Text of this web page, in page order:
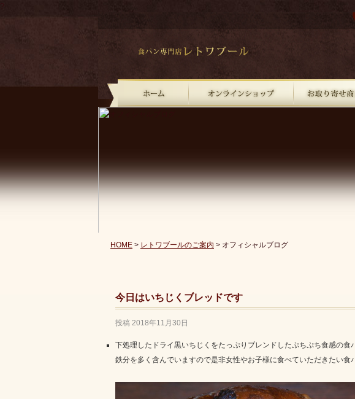
HOME > レトワブールのご案内 > オフィシャルブログ
今日はいちじくブレッドです
投稿 2018年11月30日
下処理したドライ黒いちじくをたっぷりブレンドしたぷちぷち食感の食
鉄分を多く含んでいますので是非女性やお子様に食べていただきたい食